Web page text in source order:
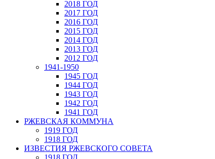
2018 ГОД
2017 ГОД
2016 ГОД
2015 ГОД
2014 ГОД
2013 ГОД
2012 ГОД
1941-1950
1945 ГОД
1944 ГОД
1943 ГОД
1942 ГОД
1941 ГОД
РЖЕВСКАЯ КОММУНА
1919 ГОД
1918 ГОД
ИЗВЕСТИЯ РЖЕВСКОГО СОВЕТА
1918 ГОД